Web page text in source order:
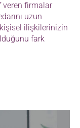
veren firmalar
uzun
kişisel ilişkilerinizin
fark